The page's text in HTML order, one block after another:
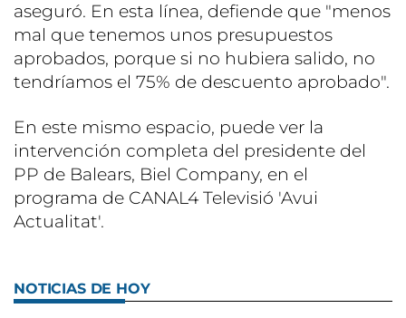
aseguró. En esta línea, defiende que "menos
mal que tenemos unos presupuestos
aprobados, porque si no hubiera salido, no
tendríamos el 75% de descuento aprobado".
En este mismo espacio, puede ver la
intervención completa del presidente del
PP de Balears, Biel Company, en el
programa de CANAL4 Televisió 'Avui
Actualitat'.
NOTICIAS DE HOY